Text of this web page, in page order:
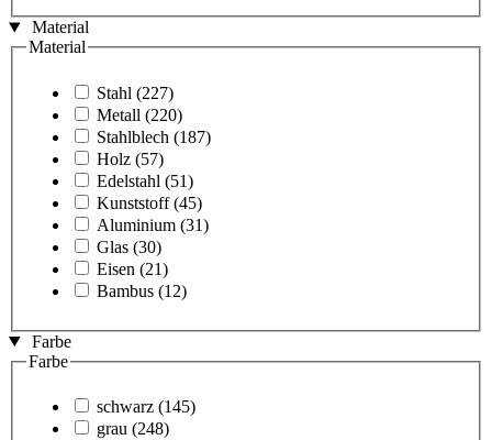
Material
Material
Stahl (227)
Metall (220)
Stahlblech (187)
Holz (57)
Edelstahl (51)
Kunststoff (45)
Aluminium (31)
Glas (30)
Eisen (21)
Bambus (12)
Farbe
Farbe
schwarz (145)
grau (248)